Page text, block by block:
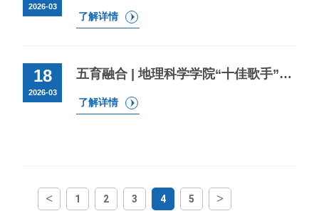
2026-03
了解详情
18
2026-03
五育融合 | 地理科学学院“十佳歌手”院内选拔初赛
了解详情
< 1 2 3 4 5 >